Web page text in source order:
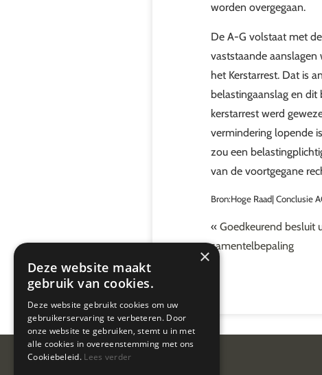
worden overgegaan.
De A-G volstaat met
vaststaande
het Kerstarrest. Dat is
belastingaanslag en
kerstarrest werd
vermindering lopende
zou een
van de voortgegane
Bron:Hoge Raad| Conclusie
« Goedkeurend besluit
samentelbepaling
×
Deze website maakt
gebruik van cookies.
Deze website gebruikt cookies om uw
gebruikerservaring te verbeteren. Door
onze website te gebruiken, stemt u in met
alle cookies in overeenstemming met ons
Cookiebeleid. Lees verder